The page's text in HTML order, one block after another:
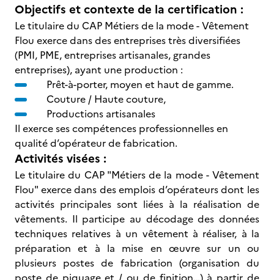
Objectifs et contexte de la certification :
Le titulaire du CAP Métiers de la mode - Vêtement
Flou exerce dans des entreprises très diversifiées
(PMI, PME, entreprises artisanales, grandes
entreprises), ayant une production :
Prêt-à-porter, moyen et haut de gamme.
Couture / Haute couture,
Productions artisanales
Il exerce ses compétences professionnelles en
qualité d’opérateur de fabrication.
Activités visées :
Le titulaire du CAP "Métiers de la mode - Vêtement
Flou" exerce dans des emplois d’opérateurs dont les
activités principales sont liées à la réalisation de
vêtements. Il participe au décodage des données
techniques relatives à un vêtement à réaliser, à la
préparation et à la mise en œuvre sur un ou
plusieurs postes de fabrication (organisation du